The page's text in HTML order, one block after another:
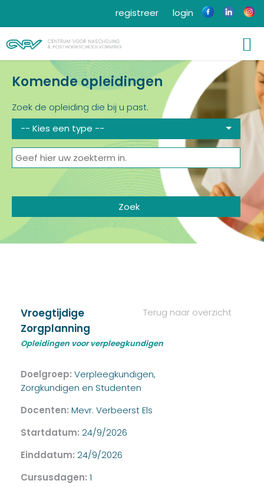
login
registreer
Komende opleidingen
Zoek de opleiding die bij u past.
-- Kies een type --
Terug naar overzicht
Vroegtijdige
Zorgplanning
Opleidingen voor verpleegkundigen
Doelgroep: Verpleegkundigen,
Zorgkundigen en Studenten
Docenten: Mevr. Verbeerst Els
Startdatum: 24/9/2026
Einddatum: 24/9/2026
Cursusdagen: 1